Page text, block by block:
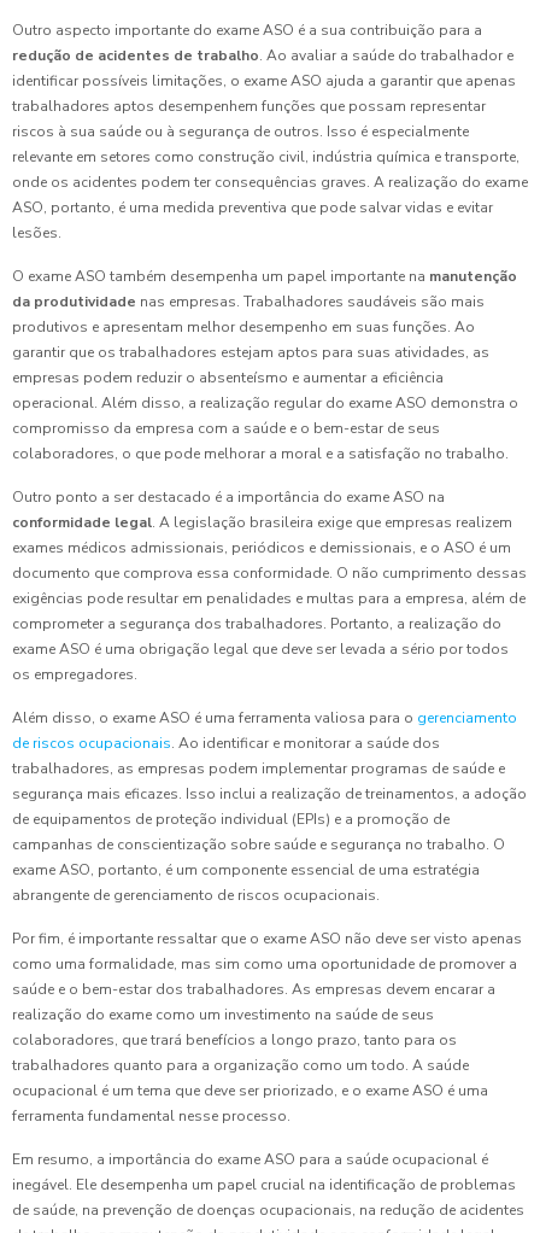
Outro aspecto importante do exame ASO é a sua contribuição para a
redução de acidentes de trabalho. Ao avaliar a saúde do trabalhador e
identificar possíveis limitações, o exame ASO ajuda a garantir que apenas
trabalhadores aptos desempenhem funções que possam representar
riscos à sua saúde ou à segurança de outros. Isso é especialmente
relevante em setores como construção civil, indústria química e transporte,
onde os acidentes podem ter consequências graves. A realização do exame
ASO, portanto, é uma medida preventiva que pode salvar vidas e evitar
lesões.
O exame ASO também desempenha um papel importante na manutenção
da produtividade nas empresas. Trabalhadores saudáveis são mais
produtivos e apresentam melhor desempenho em suas funções. Ao
garantir que os trabalhadores estejam aptos para suas atividades, as
empresas podem reduzir o absenteísmo e aumentar a eficiência
operacional. Além disso, a realização regular do exame ASO demonstra o
compromisso da empresa com a saúde e o bem-estar de seus
colaboradores, o que pode melhorar a moral e a satisfação no trabalho.
Outro ponto a ser destacado é a importância do exame ASO na
conformidade legal. A legislação brasileira exige que empresas realizem
exames médicos admissionais, periódicos e demissionais, e o ASO é um
documento que comprova essa conformidade. O não cumprimento dessas
exigências pode resultar em penalidades e multas para a empresa, além de
comprometer a segurança dos trabalhadores. Portanto, a realização do
exame ASO é uma obrigação legal que deve ser levada a sério por todos
os empregadores.
Além disso, o exame ASO é uma ferramenta valiosa para o gerenciamento
de riscos ocupacionais. Ao identificar e monitorar a saúde dos
trabalhadores, as empresas podem implementar programas de saúde e
segurança mais eficazes. Isso inclui a realização de treinamentos, a adoção
de equipamentos de proteção individual (EPIs) e a promoção de
campanhas de conscientização sobre saúde e segurança no trabalho. O
exame ASO, portanto, é um componente essencial de uma estratégia
abrangente de gerenciamento de riscos ocupacionais.
Por fim, é importante ressaltar que o exame ASO não deve ser visto apenas
como uma formalidade, mas sim como uma oportunidade de promover a
saúde e o bem-estar dos trabalhadores. As empresas devem encarar a
realização do exame como um investimento na saúde de seus
colaboradores, que trará benefícios a longo prazo, tanto para os
trabalhadores quanto para a organização como um todo. A saúde
ocupacional é um tema que deve ser priorizado, e o exame ASO é uma
ferramenta fundamental nesse processo.
Em resumo, a importância do exame ASO para a saúde ocupacional é
inegável. Ele desempenha um papel crucial na identificação de problemas
de saúde, na prevenção de doenças ocupacionais, na redução de acidentes